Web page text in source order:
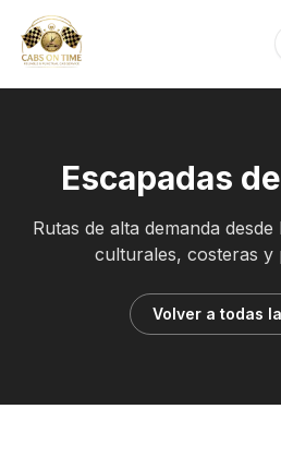
CabsOnTime
Escapadas
Rutas de alta demanda
culturales, costeras y
Volver a todas